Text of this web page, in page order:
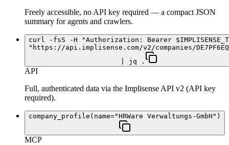
Freely accessible, no API key required — a compact JSON
summary for agents and crawlers.
curl -fsS -H "Authorization: Bearer
"https://api.implisense.com/v2/companies/
| jq .
API
Full, authenticated data via the Implisense API v2 (API key
required).
company_profile(name="HRWare Verwaltungs-GmbH")
MCP